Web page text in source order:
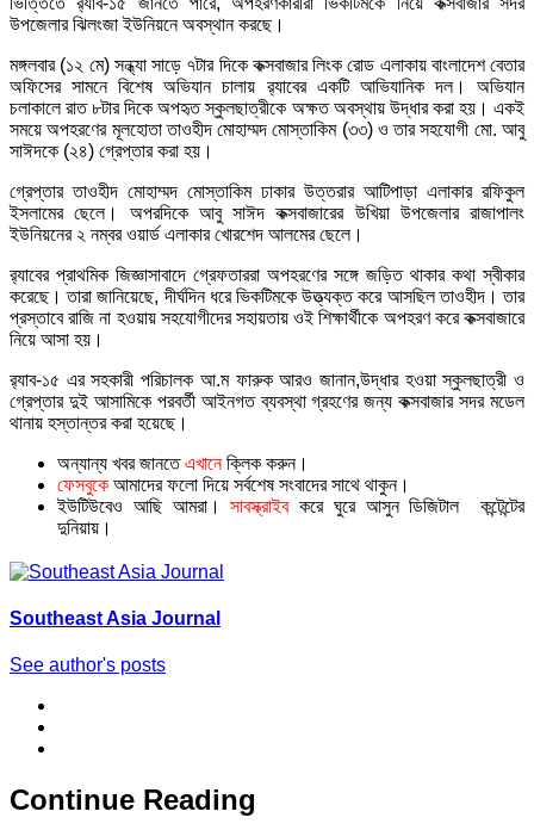
উপজেলার ঝিলংজা ইউনিয়নে অবস্থান করছে।
মঙ্গলবার (১২ মে) সন্ধ্যা সাড়ে ৭টার দিকে কক্সবাজার লিংক রোড এলাকায় বাংলাদেশ বেতার
অফিসের সামনে বিশেষ অভিযান চালায় র‍্যাবের একটি আভিযানিক দল। অভিযান
চলাকালে রাত ৮টার দিকে অপহৃত স্কুলছাত্রীকে অক্ষত অবস্থায় উদ্ধার করা হয়। একই
সময়ে অপহরণের মূলহোতা তাওহীদ মোহাম্মদ মোস্তাকিম (৩৩) ও তার সহযোগী মো. আবু
সাঈদকে (২৪) গ্রেপ্তার করা হয়।
গ্রেপ্তার তাওহীদ মোহাম্মদ মোস্তাকিম ঢাকার উত্তরার আটিপাড়া এলাকার রফিকুল
ইসলামের ছেলে। অপরদিকে আবু সাঈদ কক্সবাজারের উখিয়া উপজেলার রাজাপালং
ইউনিয়নের ২ নম্বর ওয়ার্ড এলাকার খোরশেদ আলমের ছেলে।
র‍্যাবের প্রাথমিক জিজ্ঞাসাবাদে গ্রেফতাররা অপহরণের সঙ্গে জড়িত থাকার কথা স্বীকার
করেছে। তারা জানিয়েছে, দীর্ঘদিন ধরে ভিকটিমকে উত্ত্যক্ত করে আসছিল তাওহীদ। তার
প্রস্তাবে রাজি না হওয়ায় সহযোগীদের সহায়তায় ওই শিক্ষার্থীকে অপহরণ করে কক্সবাজারে
নিয়ে আসা হয়।
র‍্যাব-১৫ এর সহকারী পরিচালক আ.ম ফারুক আরও জানান,উদ্ধার হওয়া স্কুলছাত্রী ও
গ্রেপ্তার দুই আসামিকে পরবর্তী আইনগত ব্যবস্থা গ্রহণের জন্য কক্সবাজার সদর মডেল
থানায় হস্তান্তর করা হয়েছে।
অন্যান্য খবর জানতেএখানেক্লিক করুন।
ফেসবুকে আমাদের ফলো দিয়ে সর্বশেষ সংবাদের সাথে থাকুন।
ইউটিউবেও আছি আমরা।
সাবস্ক্রাইবকরে ঘুরে আসুন ডিজিটাল কন্টেন্টের
দুনিয়ায়।
Southeast Asia Journal
See author's posts
Continue Reading